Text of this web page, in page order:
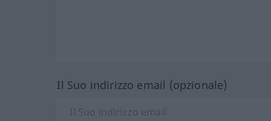
Il Suo indirizzo email (opzionale)